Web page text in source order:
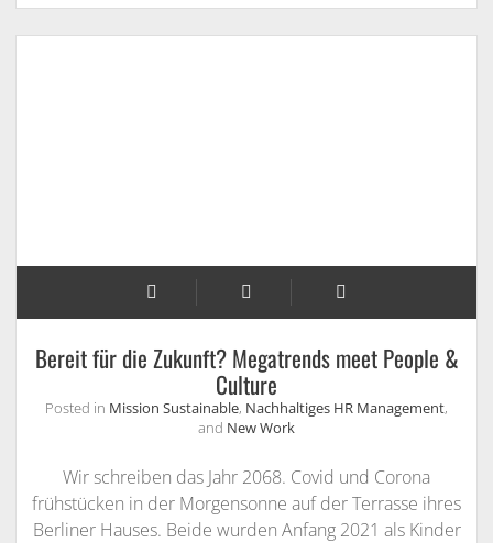
Homeoffice
Bereit für die Zukunft? Megatrends meet People &
Culture
Posted in Mission Sustainable, Nachhaltiges HR Management,
and New Work
Wir schreiben das Jahr 2068. Covid und Corona
frühstücken in der Morgensonne auf der Terrasse ihres
Berliner Hauses. Beide wurden Anfang 2021 als Kinder